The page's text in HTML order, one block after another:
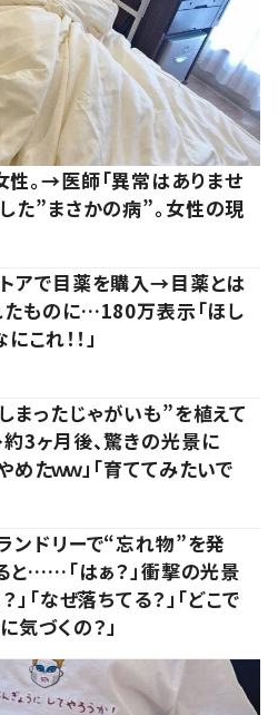
。→医師「異常はありませ
た”まさかの病”。女性の現
トアで目薬を購入→目薬とは
ものに…180万表示「ほし
にこれ！！」
まったじゃがいも”を植えて
3ヶ月後、驚きの光景に
めたｗｗ」「育ててみたいで
ンドリーで“忘れ物”を発
と……「はぁ？」衝撃の光景
」「なぜ落ちてる？」「どこで
気づくの？」